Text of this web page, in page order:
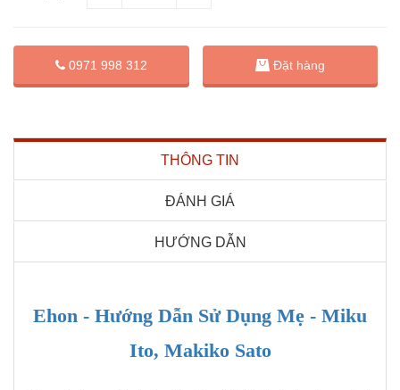
0971 998 312 Đặt hàng
THÔNG TIN
ĐÁNH GIÁ
HƯỚNG DẪN
Ehon - Hướng Dẫn Sử Dụng Mẹ - Miku
Ito, Makiko Sato